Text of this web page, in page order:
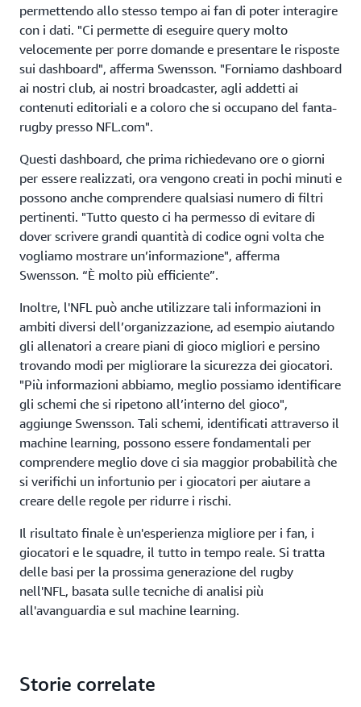
permettendo allo stesso tempo ai fan di poter interagire
con i dati. "Ci permette di eseguire query molto
velocemente per porre domande e presentare le risposte
sui dashboard", afferma Swensson. "Forniamo dashboard
ai nostri club, ai nostri broadcaster, agli addetti ai
contenuti editoriali e a coloro che si occupano del fanta-
rugby presso NFL.com".
Questi dashboard, che prima richiedevano ore o giorni
per essere realizzati, ora vengono creati in pochi minuti e
possono anche comprendere qualsiasi numero di filtri
pertinenti. "Tutto questo ci ha permesso di evitare di
dover scrivere grandi quantità di codice ogni volta che
vogliamo mostrare un’informazione", afferma
Swensson. “È molto più efficiente”.
Inoltre, l'NFL può anche utilizzare tali informazioni in
ambiti diversi dell’organizzazione, ad esempio aiutando
gli allenatori a creare piani di gioco migliori e persino
trovando modi per migliorare la sicurezza dei giocatori.
"Più informazioni abbiamo, meglio possiamo identificare
gli schemi che si ripetono all’interno del gioco",
aggiunge Swensson. Tali schemi, identificati attraverso il
machine learning, possono essere fondamentali per
comprendere meglio dove ci sia maggior probabilità che
si verifichi un infortunio per i giocatori per aiutare a
creare delle regole per ridurre i rischi.
Il risultato finale è un'esperienza migliore per i fan, i
giocatori e le squadre, il tutto in tempo reale. Si tratta
delle basi per la prossima generazione del rugby
nell'NFL, basata sulle tecniche di analisi più
all'avanguardia e sul machine learning.
Storie correlate